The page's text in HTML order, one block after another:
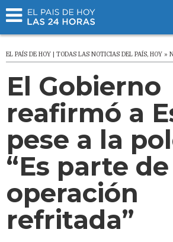
EL PAÍS DE HOY | TODAS LAS NOTICIAS DEL PAÍS, HOY »
El Gobierno
reafirmó a
pese a la
“Es parte
operación
refritada”